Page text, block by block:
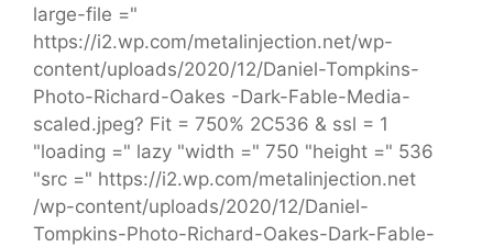
large-file ="
https://i2.wp.com/metalinjection.net/wp-
content/uploads/2020/12/Daniel-Tompkins-
Photo-Richard-Oakes -Dark-Fable-Media-
scaled.jpeg? Fit = 750% 2C536 & ssl = 1
"loading =" lazy "width =" 750 "height =" 536
"src =" https://i2.wp.com/metalinjection.net
/wp-content/uploads/2020/12/Daniel-
Tompkins-Photo-Richard-Oakes-Dark-Fable-